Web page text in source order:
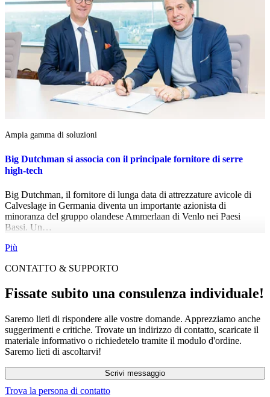
Ampia gamma di soluzioni
Big Dutchman si associa con il principale fornitore di serre
high-tech
Big Dutchman, il fornitore di lunga data di attrezzature avicole di
Calveslage in Germania diventa un importante azionista di
minoranza del gruppo olandese Ammerlaan di Venlo nei Paesi
Bassi. Un…
Più
CONTATTO & SUPPORTO
Fissate subito una consulenza individuale!
Saremo lieti di rispondere alle vostre domande. Apprezziamo anche
suggerimenti e critiche. Trovate un indirizzo di contatto, scaricate il
materiale informativo o richiedetelo tramite il modulo d'ordine.
Saremo lieti di ascoltarvi!
Scrivi messaggio
Trova la persona di contatto